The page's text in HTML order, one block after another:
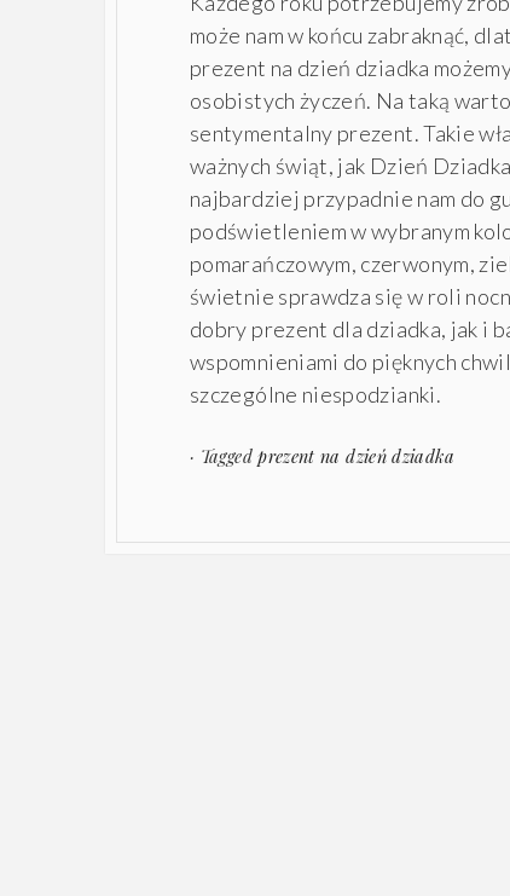
może nam w końcu zabraknąć,
prezent na dzień dziadka
osobistych życzeń. Na taką
sentymentalny prezent. Takie
ważnych świąt, jak Dzień
najbardziej przypadnie nam do
podświetleniem w wybranym
pomarańczowym, czerwonym,
świetnie sprawdza się w roli
dobry prezent dla dziadka, jak i
wspomnieniami do pięknych
szczególne niespodzianki.
· Taggedprezent na dzień dziadka